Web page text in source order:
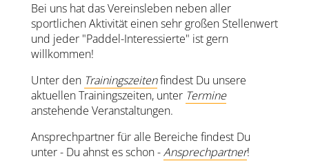
Bei uns hat das Vereinsleben neben aller
sportlichen Aktivität einen sehr großen Stellenwert
und jeder "Paddel-Interessierte" ist gern
willkommen!
Unter den Trainingszeitenfindest Du unsere
aktuellen Trainingszeiten, unter Termine
anstehende Veranstaltungen.
Ansprechpartner für alle Bereiche findest Du
unter - Du ahnst es schon -Ansprechpartner!